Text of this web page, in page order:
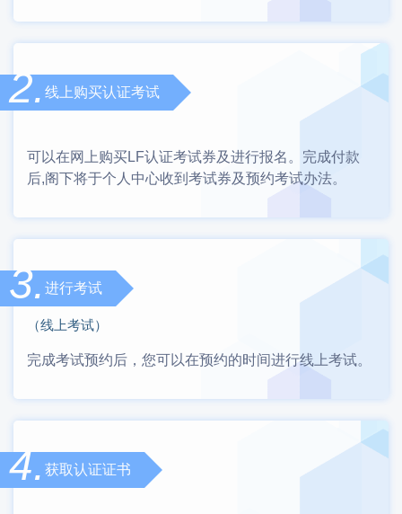
2.线上购买认证考试
可以在网上购买LF认证考试券及进行报名。完成付款
后,阁下将于个人中心收到考试券及预约考试办法。
3.进行考试
（线上考试）
完成考试预约后，您可以在预约的时间进行线上考试。
4.获取认证证书